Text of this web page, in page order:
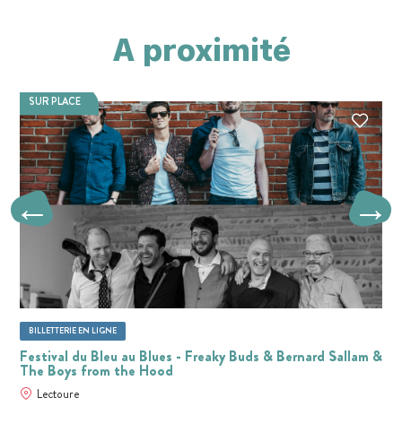
A proximité
BILLETTERIE EN LIGNE
Festival du Bleu au Blues - Freaky Buds & Bernard Sallam &
The Boys from the Hood
Lectoure
SUR PLACE